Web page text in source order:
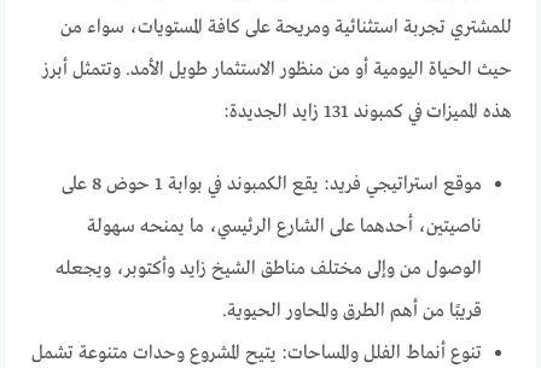
للمشتري تجربة استثنائية ومريحة على كافة المستويات، سواء من
حيث الحياة اليومية أو من منظور الاستثمار طويل الأمد. وتتمثل أبرز
هذه المميزات في كمبوند 131 زايد الجديدة:
موقع استراتيجي فريد: يقع الكمبوند في بوابة 1 حوض 8 على
ناصيتين، أحدهما على الشارع الرئيسي، ما يمنحه سهولة
الوصول من وإلى مختلف مناطق الشيخ زايد وأكتوبر، ويجعله
قريبًا من أهم الطرق والمحاور الحيوية.
تنوع أنماط الفلل والمساحات: يتيح المشروع وحدات متنوعة تشمل